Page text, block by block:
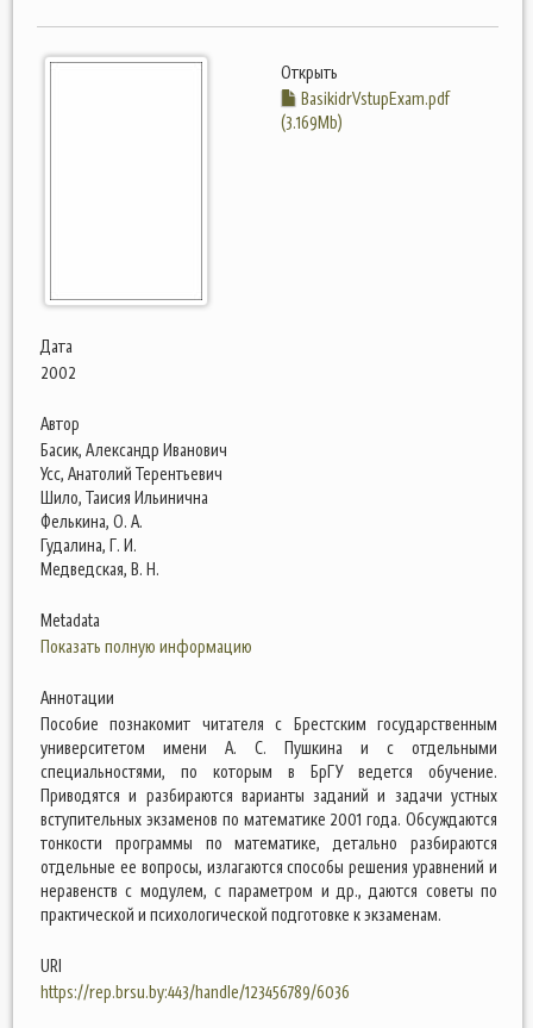
Открыть
BasikidrVstupExam.pdf
(3.169Mb)
Дата
2002
Автор
Басик, Александр Иванович
Усс, Анатолий Терентьевич
Шило, Таисия Ильинична
Фелькина, О. А.
Гудалина, Г. И.
Медведская, В. Н.
Metadata
Показать полную информацию
Аннотации
Пособие познакомит читателя с Брестским государственным
университетом имени А. С. Пушкина и с отдельными
специальностями, по которым в БрГУ ведется обучение.
Приводятся и разбираются варианты заданий и задачи устных
вступительных экзаменов по математике 2001 года. Обсуждаются
тонкости программы по математике, детально разбираются
отдельные ее вопросы, излагаются способы решения уравнений и
неравенств с модулем, с параметром и др., даются советы по
практической и психологической подготовке к экзаменам.
URI
https://rep.brsu.by:443/handle/123456789/6036